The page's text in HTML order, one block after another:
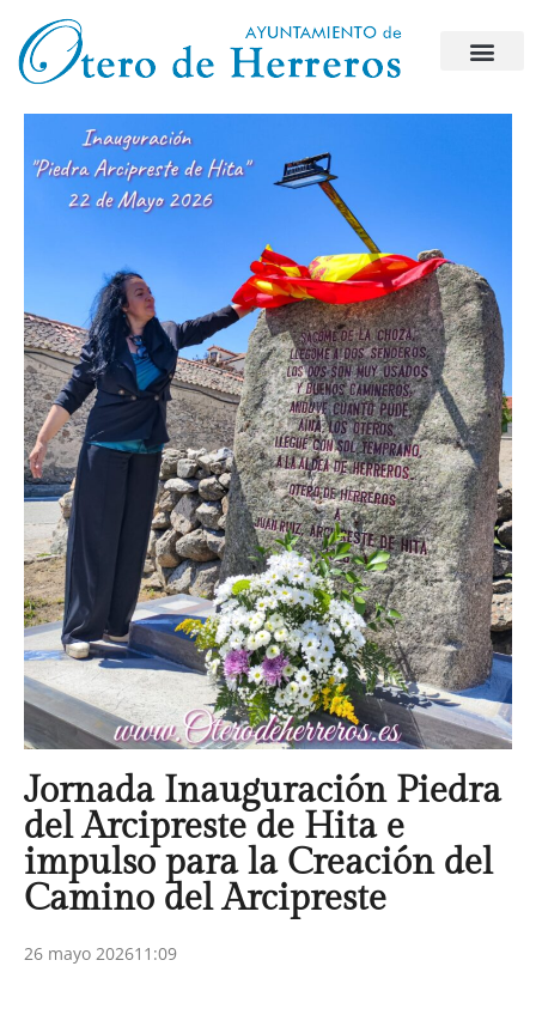
Jornada Inauguración Piedra
del Arcipreste de Hita e
impulso para la Creación del
Camino del Arcipreste
26 mayo 202611:09